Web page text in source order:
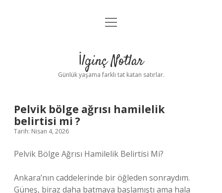
Anasayfa
Yasal Uyarı
menüyü
İlginç Notlar
Günlük yaşama farklı tat katan satırlar.
Pelvik bölge ağrısı hamilelik
belirtisi mi ?
Tarih: Nisan 4, 2026
Pelvik Bölge Ağrısı Hamilelik Belirtisi Mi?
Ankara’nın caddelerinde bir öğleden sonraydım.
Güneş, biraz daha batmaya başlamıştı ama hala